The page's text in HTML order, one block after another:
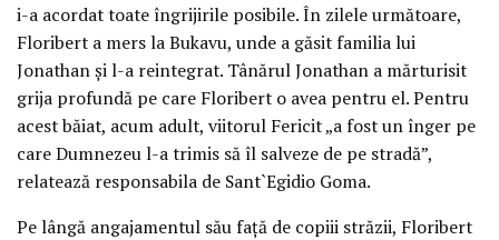
i-a acordat toate îngrijirile posibile. În zilele următoare,
Floribert a mers la Bukavu, unde a găsit familia lui
Jonathan și l-a reintegrat. Tânărul Jonathan a mărturisit
grija profundă pe care Floribert o avea pentru el. Pentru
acest băiat, acum adult, viitorul Fericit „a fost un înger pe
care Dumnezeu l-a trimis să îl salveze de pe stradă”,
relatează responsabila de Sant`Egidio Goma.
Pe lângă angajamentul său față de copiii străzii, Floribert